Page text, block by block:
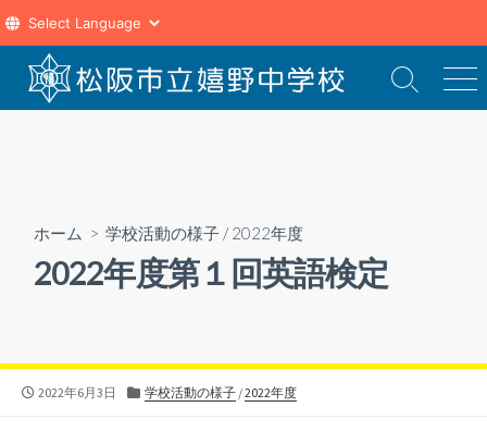
テ
検
索
メ
ニ
ホーム > 学校活動の様子 /2022年度
2022年度第１回英語検定
公
2022年6月3日
カ
学校活動の様子/2022年度